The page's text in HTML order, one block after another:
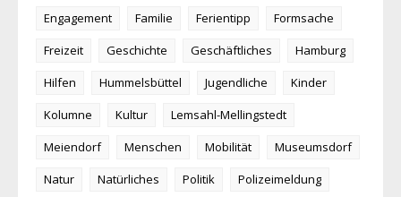
Engagement
Familie Ferientipp
Formsache
Freizeit
Geschichte Geschäftliches
Hamburg
Hilfen
Hummelsbüttel Jugendliche
Kinder
Kolumne
Kultur
Lemsahl-Mellingstedt
Meiendorf
Menschen Mobilität
Museumsdorf
Natur
Natürliches Politik
Polizeimeldung